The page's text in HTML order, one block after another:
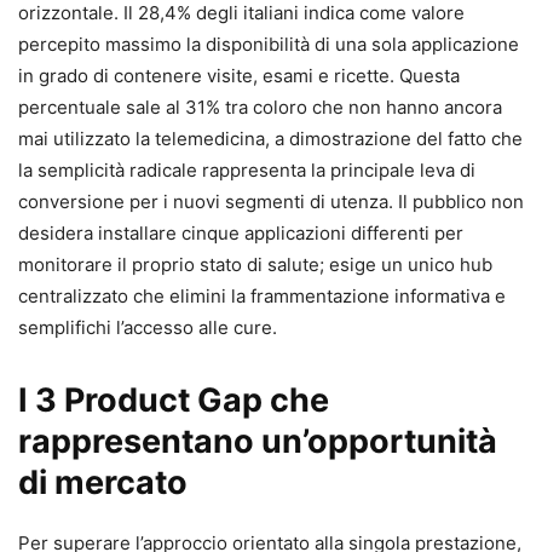
orizzontale. Il 28,4% degli italiani indica come valore
percepito massimo la disponibilità di una sola applicazione
in grado di contenere visite, esami e ricette. Questa
percentuale sale al 31% tra coloro che non hanno ancora
mai utilizzato la telemedicina, a dimostrazione del fatto che
la semplicità radicale rappresenta la principale leva di
conversione per i nuovi segmenti di utenza. Il pubblico non
desidera installare cinque applicazioni differenti per
monitorare il proprio stato di salute; esige un unico hub
centralizzato che elimini la frammentazione informativa e
semplifichi l’accesso alle cure.
I 3 Product Gap che
rappresentano un’opportunità
di mercato
Per superare l’approccio orientato alla singola prestazione,